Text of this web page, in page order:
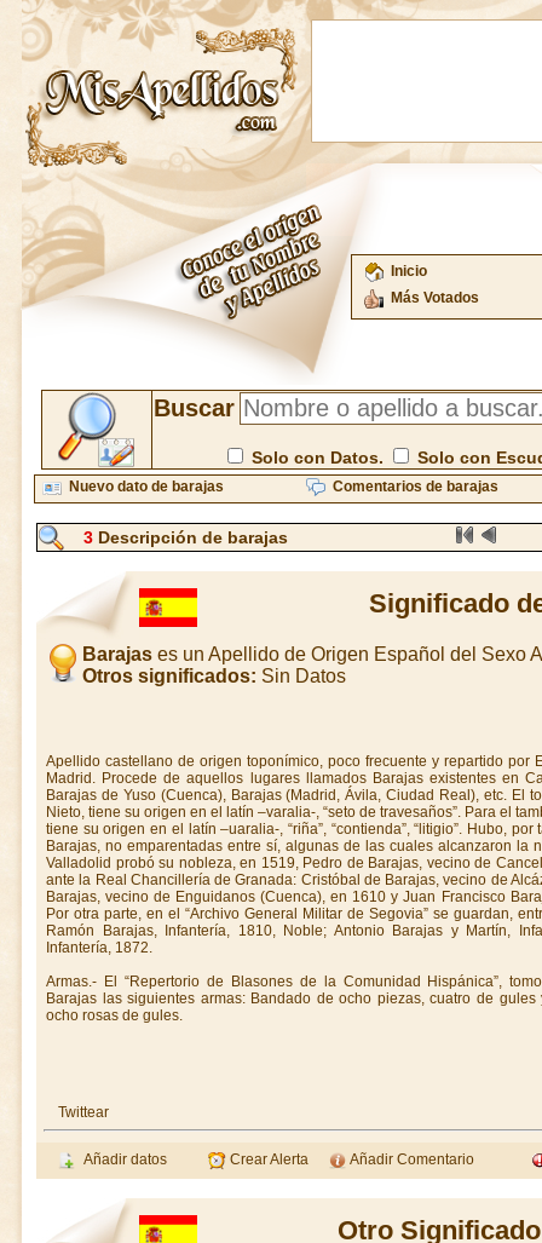
Inicio
Más Votados
Buscar
Solo con Datos. Solo con
Nuevo dato de barajas Comentarios de barajas
3Descripción de barajas
Significado
Barajas es un Apellido de Origen Español del Sexo
Otros significados: Sin Datos
Apellido castellano de origen toponímico, poco frecuente y repartido por
Madrid. Procede de aquellos lugares llamados Barajas existentes en
Barajas de Yuso (Cuenca), Barajas (Madrid, Ávila, Ciudad Real), etc. El
Nieto, tiene su origen en el latín –varalia-, “seto de travesaños”. Para el
tiene su origen en el latín –uaralia-, “riña”, “contienda”, “litigio”. Hubo,
Barajas, no emparentadas entre sí, algunas de las cuales alcanzaron la
Valladolid probó su nobleza, en 1519, Pedro de Barajas, vecino de
ante la Real Chancillería de Granada: Cristóbal de Barajas, vecino de
Barajas, vecino de Enguidanos (Cuenca), en 1610 y Juan Francisco
Por otra parte, en el “Archivo General Militar de Segovia” se guardan,
Ramón Barajas, Infantería, 1810, Noble; Antonio Barajas y Martín,
Infantería, 1872.
Armas.- El “Repertorio de Blasones de la Comunidad Hispánica”,
Barajas las siguientes armas: Bandado de ocho piezas, cuatro de
ocho rosas de gules.
Twittear
Añadir datos Crear Alerta Añadir Comentario
Otro